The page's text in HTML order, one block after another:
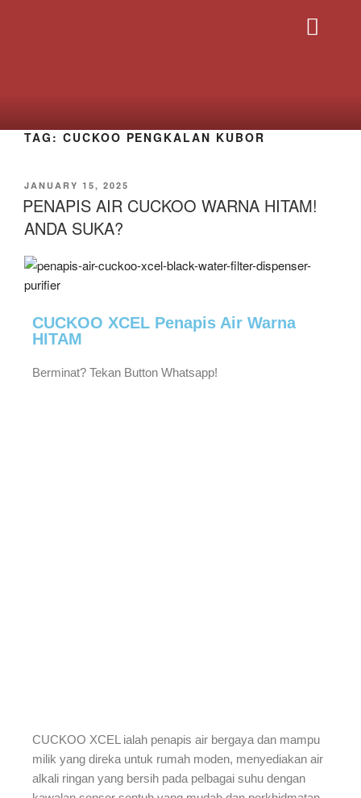
TAG: CUCKOO PENGKALAN KUBOR
JANUARY 15, 2025
PENAPIS AIR CUCKOO WARNA HITAM!
ANDA SUKA?
CUCKOO XCEL Penapis Air Warna
HITAM
Berminat? Tekan Button Whatsapp!
CUCKOO XCEL ialah penapis air bergaya dan mampu
milik yang direka untuk rumah moden, menyediakan air
alkali ringan yang bersih pada pelbagai suhu dengan